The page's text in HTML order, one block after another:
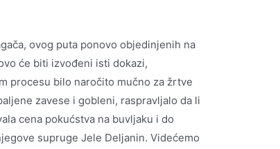
ovog puta ponovo objedinjenih na
će biti izvođeni isti dokazi,
procesu bilo naročito mučno za žrtve
zavese i gobleni, raspravljalo da li
cena pokućstva na buvljaku i do
supruge Jele Deljanin. Videćemo